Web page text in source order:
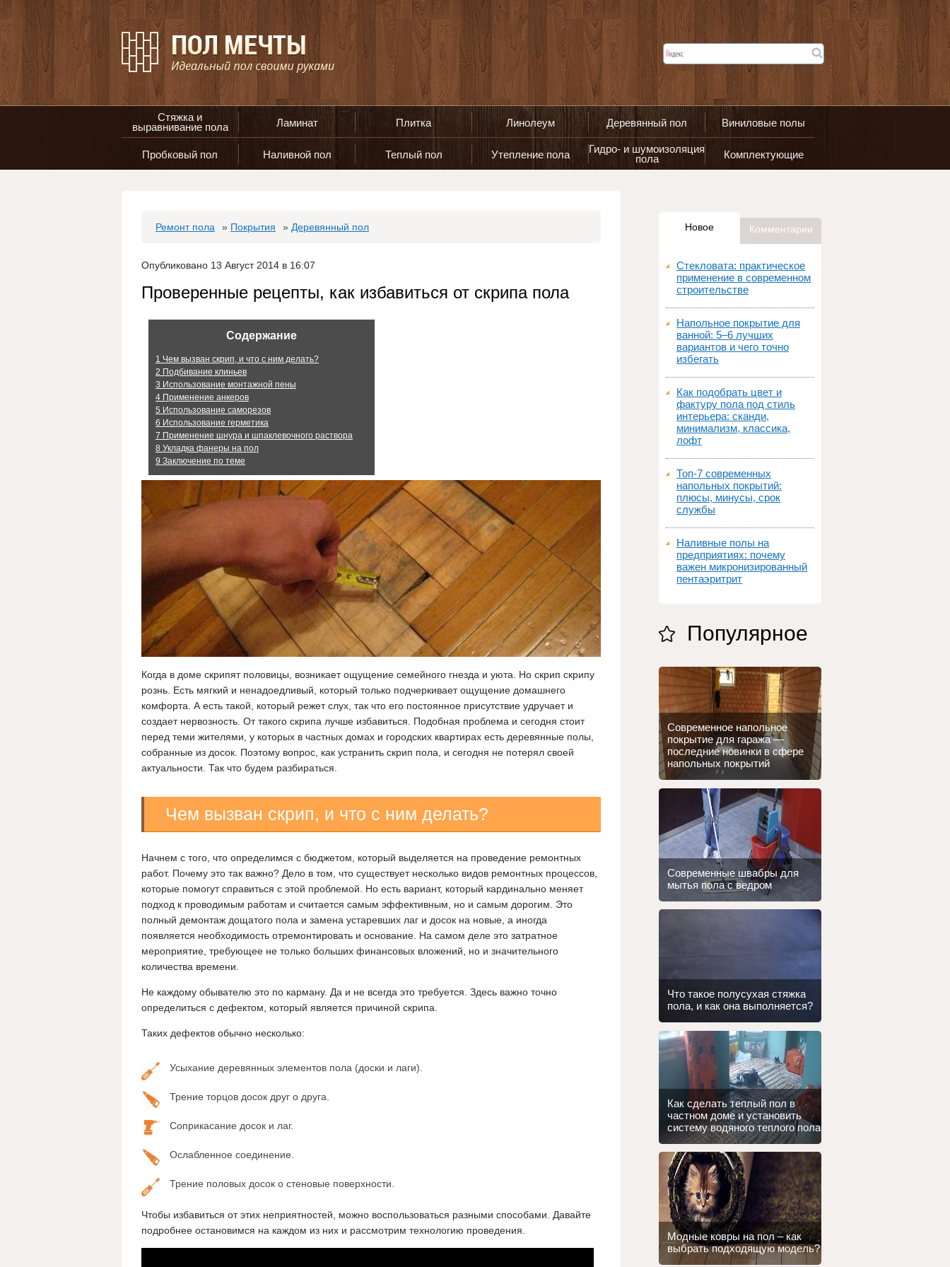
Стяжка и
выравнивание пола
Ламинат Плитка Линолеум Деревянный пол Виниловые полы
Пробковый пол Наливной пол Теплый пол Утепление пола
Гидро- и шумоизоляция
пола
Комплектующие
Ремонт пола » Покрытия » Деревянный пол
Опубликовано 13 Август 2014 в 16:07
Проверенные рецепты, как избавиться от скрипа пола
Содержание
1 Чем вызван скрип, и что с ним делать?
2 Подбивание клиньев
3 Использование монтажной пены
4 Применение анкеров
5 Использование саморезов
6 Использование герметика
7 Применение шнура и шпаклевочного раствора
8 Укладка фанеры на пол
9 Заключение по теме
Когда в доме скрипят половицы, возникает ощущение семейного гнезда и уюта. Но скрип скрипу
рознь. Есть мягкий и ненадоедливый, который только подчеркивает ощущение домашнего
комфорта. А есть такой, который режет слух, так что его постоянное присутствие удручает и
создает нервозность. От такого скрипа лучше избавиться. Подобная проблема и сегодня стоит
перед теми жителями, у которых в частных домах и городских квартирах есть деревянные полы,
собранные из досок. Поэтому вопрос, как устранить скрип пола, и сегодня не потерял своей
актуальности. Так что будем разбираться.
Чем вызван скрип, и что с ним делать?
Начнем с того, что определимся с бюджетом, который выделяется на проведение ремонтных
работ. Почему это так важно? Дело в том, что существует несколько видов ремонтных процессов,
которые помогут справиться с этой проблемой. Но есть вариант, который кардинально меняет
подход к проводимым работам и считается самым эффективным, но и самым дорогим. Это
полный демонтаж дощатого пола и замена устаревших лаг и досок на новые, а иногда
появляется необходимость отремонтировать и основание. На самом деле это затратное
мероприятие, требующее не только больших финансовых вложений, но и значительного
количества времени.
Не каждому обывателю это по карману. Да и не всегда это требуется. Здесь важно точно
определиться с дефектом, который является причиной скрипа.
Таких дефектов обычно несколько:
Усыхание деревянных элементов пола (доски и лаги).
Трение торцов досок друг о друга.
Соприкасание досок и лаг.
Ослабленное соединение.
Трение половых досок о стеновые поверхности.
Чтобы избавиться от этих неприятностей, можно воспользоваться разными способами. Давайте
подробнее остановимся на каждом из них и рассмотрим технологию проведения.
Новое Комментарии
Стекловата: практическое
применение в современном
строительстве
Напольное покрытие для
ванной: 5–6 лучших
вариантов и чего точно
избегать
Как подобрать цвет и
фактуру пола под стиль
интерьера: сканди,
минимализм, классика,
лофт
Топ‑7 современных
напольных покрытий:
плюсы, минусы, срок
службы
Наливные полы на
предприятиях: почему
важен микронизированный
пентаэритрит
Популярное
Современное напольное
покрытие для гаража —
последние новинки в сфере
напольных покрытий
Современные швабры для
мытья пола с ведром
Что такое полусухая стяжка
пола, и как она выполняется?
Как сделать теплый пол в
частном доме и установить
систему водяного теплого пола
Модные ковры на пол – как
выбрать подходящую модель?